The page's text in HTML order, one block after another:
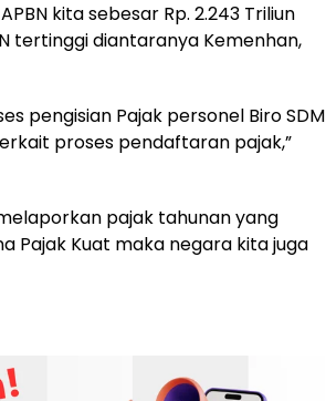
kita sebesar Rp. 2.243 Triliun
tertinggi diantaranya Kemenhan,
pengisian Pajak personel Biro SDM
proses pendaftaran pajak,”
pajak tahunan yang
Pajak Kuat maka negara kita juga